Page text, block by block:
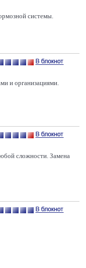
системы.
и организациями.
сложности. Замена